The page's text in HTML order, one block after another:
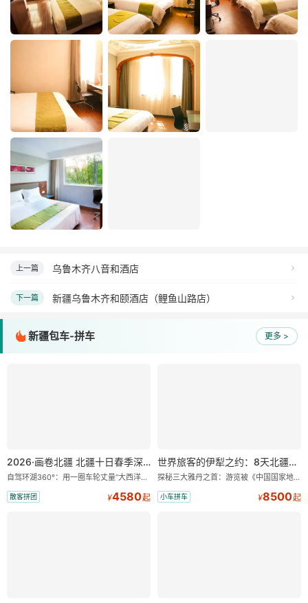
上一篇 乌鲁木齐八音和酒店
下一篇 新疆乌鲁木齐和颐酒店（鲤鱼山路店）
新疆包车-拼车 更多 >
2026·画卷北疆 北疆十日春季深度游 小车拼车、纯玩无购物！
自驾环湖360°：用一圈车轮丈量“大西洋最后一滴眼泪”的极致蔚蓝。 赛湖旅拍：甄选多款风格服饰，9张精修美照，定格赛里木湖绝美瞬间。 赛湖坦克300跟车视频：专业摄影师拍摄带剪辑，一团一条。 佛里斯兰·马背繁花：在花海骑乘著名荷兰马匹佛里斯兰漫步，免费赠送航拍带剪辑视频。 探秘古道：自驾孟克特古道穿越乌孙西迁的历史长廊，在秘境天路上与雪山、冰川、温泉深情相遇。 禾木旅拍：定格童话木屋时光，在“神的自留地”禾木村漫步，让白桦林、原木小屋与晨雾炊烟成为你的背景板。
散客拼团 ¥4580起
世界旅客的伊犁之约：8天北疆暖心深度游
探秘三大雅丹之首：游览被《中国国家地理》评选为“中国最美的三大雅丹”第一名的克拉玛依魔鬼城。 中国第一村：探访仅存的图瓦人最大村落——禾木村，欣赏晨雾与小木屋交织的仙境。 喀纳斯变色湖：登观鱼亭俯瞰四分之三的喀纳斯湖面，看湖水随天气变换迷人色彩。 天然博物馆：深入可可托海，震撼于世界最大矿坑及额尔齐斯大峡谷的鬼斧神工。 大西洋最后一滴眼泪：环游蔚蓝清澈的赛里木湖，将雪山、草原与湖泊的绝景尽收眼底。
小车拼车 ¥8500起